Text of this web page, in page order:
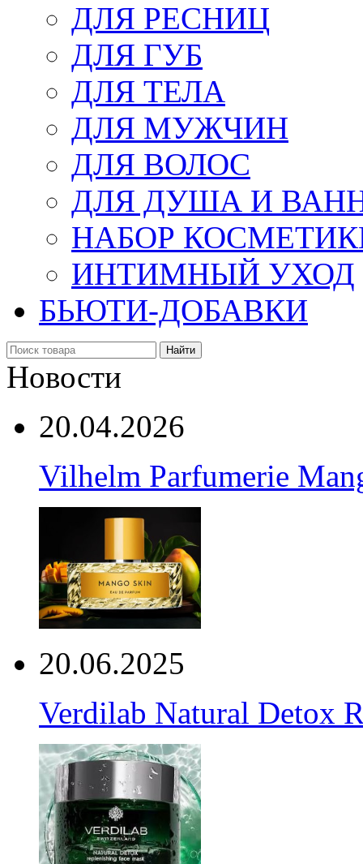
ДЛЯ РЕСНИЦ
ДЛЯ ГУБ
ДЛЯ ТЕЛА
ДЛЯ МУЖЧИН
ДЛЯ ВОЛОС
ДЛЯ ДУША И
НАБОР
ИНТИМНЫЙ УХОД
БЬЮТИ-ДОБАВКИ
Найти
Новости
20.04.2026
Vilhelm Parfumerie
20.06.2025
Verdilab Natural Detox